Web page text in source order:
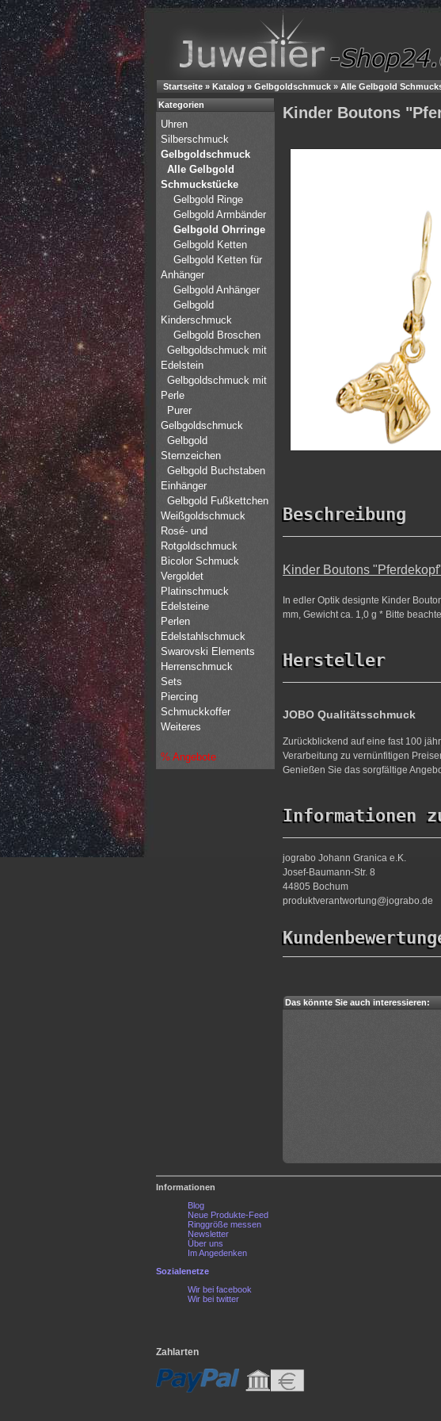
Startseite » Katalog » Gelbgoldschmuck » Alle Gelbgold
Kinder Boutons
Beschreibung
Kinder Boutons
In edler Optik designte Kinder
mm, Gewicht ca. 1,0 g * Bitte
Hersteller
JOBO Qualitätsschmuck
Zurückblickend auf eine fast 100
Verarbeitung zu vernünfitigen
Genießen Sie das sorgfältige
Informationen
jograbo Johann Granica e.K.
Josef-Baumann-Str. 8
44805 Bochum
produktverantwortung@jograbo.de
Das könnte Sie auch interessieren:
Kategorien
Uhren
Silberschmuck
Gelbgoldschmuck
Alle Gelbgold
Schmuckstücke
Gelbgold Ringe
Gelbgold Armbänder
Gelbgold Ohrringe
Gelbgold Ketten
Gelbgold Ketten für
Anhänger
Gelbgold Anhänger
Gelbgold
Kinderschmuck
Gelbgold Broschen
Gelbgoldschmuck mit
Edelstein
Gelbgoldschmuck mit
Perle
Purer
Gelbgoldschmuck
Gelbgold
Sternzeichen
Gelbgold Buchstaben
Einhänger
Gelbgold Fußkettchen
Weißgoldschmuck
Rosé- und
Rotgoldschmuck
Bicolor Schmuck
Vergoldet
Platinschmuck
Edelsteine
Perlen
Edelstahlschmuck
Swarovski Elements
Herrenschmuck
Sets
Piercing
Schmuckkoffer
Weiteres
% Angebote
Informationen
Blog
Neue Produkte-Feed
Ringgröße messen
Newsletter
Über uns
Im Angedenken
Sozialenetze
Wir bei facebook
Wir bei twitter
Zahlarten